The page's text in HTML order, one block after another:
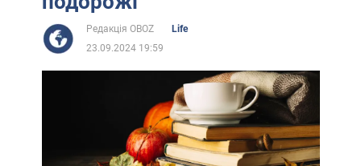
Редакція OBOZ
Life
23.09.2024 19:59